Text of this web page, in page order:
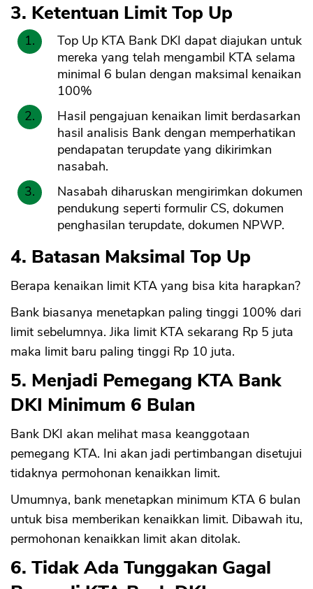
3. Ketentuan Limit Top Up
Top Up KTA Bank DKI dapat diajukan untuk
mereka yang telah mengambil KTA selama
minimal 6 bulan dengan maksimal kenaikan
100%
Hasil pengajuan kenaikan limit berdasarkan
hasil analisis Bank dengan memperhatikan
pendapatan terupdate yang dikirimkan
nasabah.
Nasabah diharuskan mengirimkan dokumen
pendukung seperti formulir CS, dokumen
penghasilan terupdate, dokumen NPWP.
4. Batasan Maksimal Top Up
Berapa kenaikan limit KTA yang bisa kita harapkan?
Bank biasanya menetapkan paling tinggi 100% dari
limit sebelumnya. Jika limit KTA sekarang Rp 5 juta
maka limit baru paling tinggi Rp 10 juta.
5. Menjadi Pemegang KTA Bank
DKI Minimum 6 Bulan
Bank DKI akan melihat masa keanggotaan
pemegang KTA. Ini akan jadi pertimbangan disetujui
tidaknya permohonan kenaikkan limit.
Umumnya, bank menetapkan minimum KTA 6 bulan
untuk bisa memberikan kenaikkan limit. Dibawah itu,
permohonan kenaikkan limit akan ditolak.
6. Tidak Ada Tunggakan Gagal